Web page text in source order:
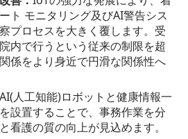
ト モニタリング及びAI警告シス
プロセスを大きく覆します。受
内で行うという従来の制限を超
係をより身近で円滑な関係性へ
AI(人工知能)ロボットと健康情報一
設置することで、事務作業を分
看護の質の向上が見込めます。